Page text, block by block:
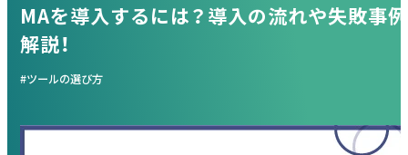
MAを導入するには？導入の流れや失敗事
解説！
ツールの選び方